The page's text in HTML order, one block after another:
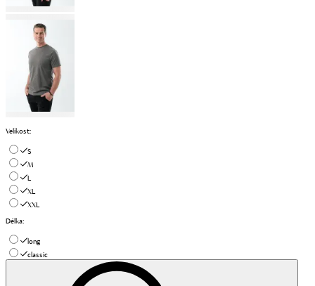
Velikost:
S
M
L
XL
XXL
Délka:
long
classic